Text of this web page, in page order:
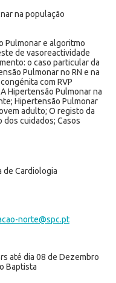
na população
Pulmonar e algoritmo
de vasoreactividade
o caso particular da
Pulmonar no RN e na
com RVP
Hipertensão Pulmonar na
Hipertensão Pulmonar
adulto; O registo da
dos cuidados; Casos
de Cardiologia
norte@spc.pt
até dia 08 de Dezembro
Baptista